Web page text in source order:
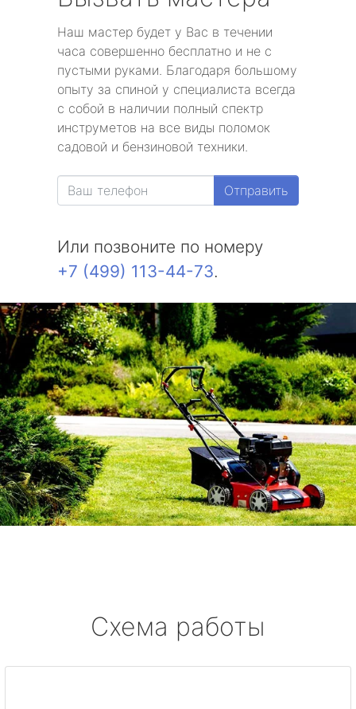
Наш мастер будет у Вас в течении
часа совершенно бесплатно и не с
пустыми руками. Благодаря большому
опыту за спиной у специалиста всегда
с собой в наличии полный спектр
инструметов на все виды поломок
садовой и бензиновой техники.
Отправить
Или позвоните по номеру
+7 (499) 113-44-73.
Схема работы